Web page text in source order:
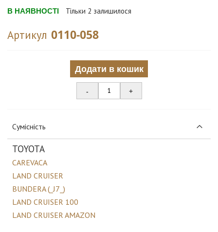
В НАЯВНОСТІ Тільки 2 залишилося
Артикул 0110-058
Додати в кошик
- +
Сумісність
TOYOTA
CAREVACA
LAND CRUISER
BUNDERA (_J7_)
LAND CRUISER 100
LAND CRUISER AMAZON